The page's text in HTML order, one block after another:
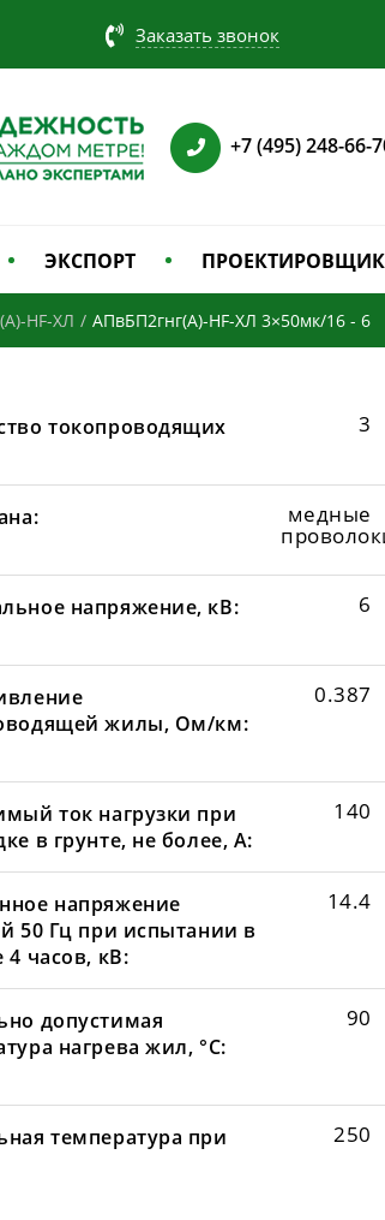
Заказать звонок
+7 (495) 248-66-
ЭКСПОРТ
HF-ХЛ / АПвБП2гнг(А)-HF-ХЛ 3×50мк/16 - 6
токопроводящих
3
медные
напряжение, кВ: 6
жилы, Ом/км:
0.387
ток нагрузки при
в грунте, не более, А:
140
напряжение
50 Гц при испытании в
4 часов, кВ:
14.4
допустимая
нагрева жил, °С:
90
температура при
250